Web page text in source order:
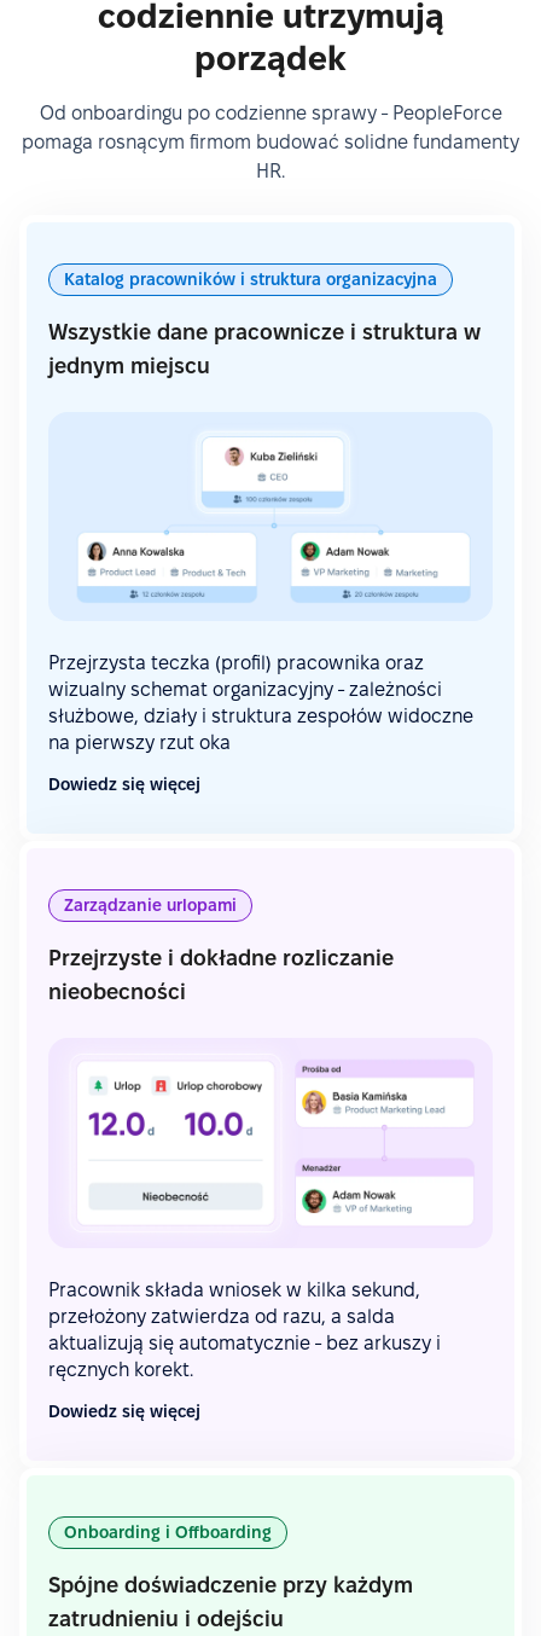
codziennie utrzymują
porządek
Od onboardingu po codzienne sprawy - PeopleForce
pomaga rosnącym firmom budować solidne fundamenty
HR.
Katalog pracowników i struktura organizacyjna
Wszystkie dane pracownicze i struktura w
jednym miejscu
Przejrzysta teczka (profil) pracownika oraz
wizualny schemat organizacyjny - zależności
służbowe, działy i struktura zespołów widoczne
na pierwszy rzut oka
Dowiedz się więcej
Zarządzanie urlopami
Przejrzyste i dokładne rozliczanie
nieobecności
Pracownik składa wniosek w kilka sekund,
przełożony zatwierdza od razu, a salda
aktualizują się automatycznie - bez arkuszy i
ręcznych korekt.
Dowiedz się więcej
Onboarding i Offboarding
Spójne doświadczenie przy każdym
zatrudnieniu i odejściu